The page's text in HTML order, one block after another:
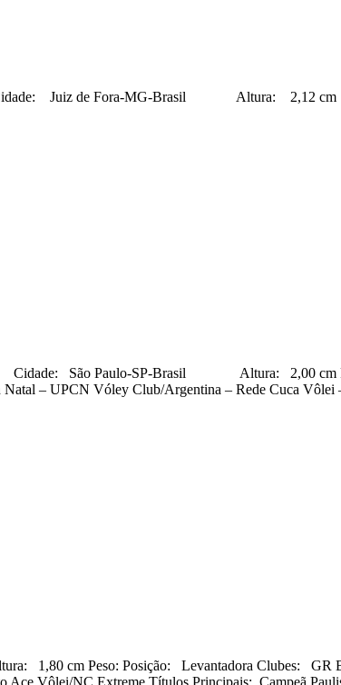
Juiz de Fora-MG-Brasil Altura: 2,12
Paulo-SP-Brasil Altura: 2,00 cm Peso:
Natal – UPCN Vóley Club/Argentina – Rede Cuca
1,80 cm Peso: Posição: Levantadora Clubes: GR
Vôlei/NC Extreme Títulos Principais: Campeã